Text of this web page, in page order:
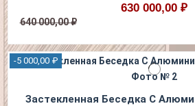
630 000,00 ₽
640 000,00 ₽
-5 000,00 ₽
Застекленная Беседка С